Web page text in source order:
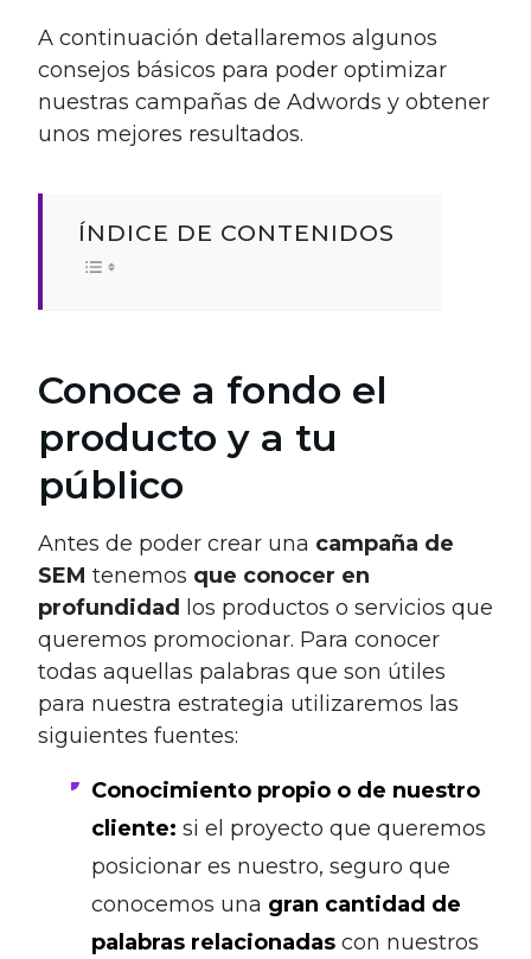
A continuación detallaremos algunos
consejos básicos para poder optimizar
nuestras campañas de Adwords y obtener
unos mejores resultados.
ÍNDICE DE CONTENIDOS
Conoce a fondo el
producto y a tu
público
Antes de poder crear una campaña de
SEM tenemos que conocer en
profundidad
los productos o servicios que
queremos promocionar. Para conocer
todas aquellas palabras que son útiles
para nuestra estrategia utilizaremos las
siguientes fuentes:
Conocimiento propio o de nuestro
cliente: si el proyecto que queremos
posicionar es nuestro, seguro que
conocemos una gran cantidad de
palabras relacionadas con nuestros